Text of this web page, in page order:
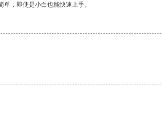
，即使是小白也能快速上手。